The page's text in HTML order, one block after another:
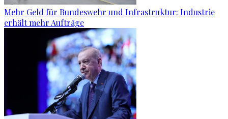
Mehr Geld für Bundeswehr und Infrastruktur: Industrie
erhält mehr Aufträge